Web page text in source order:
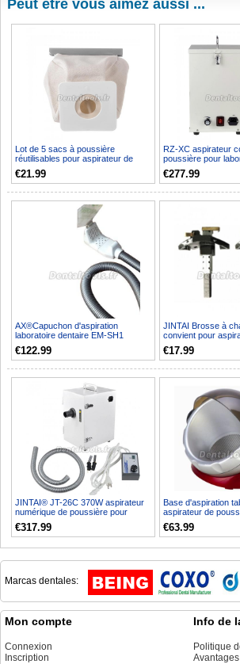
Peut etre vous aimez aussi ...
Lot de 5 sacs à poussière
réutilisables pour aspirateur de
laboratoire dentaire
€21.99
RZ-XC aspirateur
poussière pour
1000W
€277.99
AX®Capuchon d'aspiration
laboratoire dentaire EM-SH1
€122.99
JINTAI Brosse à
convient pour
poussière
€17.99
JINTAI® JT-26C 370W aspirateur
numérique de poussière pour
laboratoire
€317.99
Base d'aspiration
aspirateur de
dentaire JT-49
€63.99
Marcas dentales:
Mon compte
Connexion
Inscription
Info de
Politique